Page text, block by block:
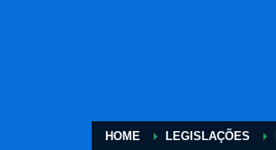
HOME LEGISLAÇÕES